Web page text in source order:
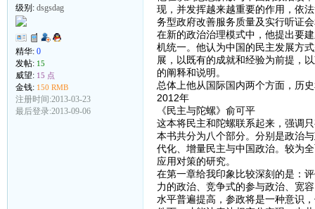
级别: dsgsdag
精华: 0
发帖: 15
威望: 15 点
金钱: 150 RMB
注册时间:2013-03-23
最后登录:2013-09-06
现，并发挥越来越重要的作用，依
务型政府改善服务质量及实行听证
在新的政治治理模式中，他提出要
机统一。他认为中国的民主发展方
展，以既有的成就和经验为前提，
的阐释和说明。
总体上他从国际国内两个方面，历
2012年
《民主与陀螺》俞可平
这本将民主和陀螺联系起来，强调
本书共分为八个部分。分别是政治
代化、增量民主与中国政治。较为
应用对策的研究。
在第一章给我印象比较深刻的是：
力的政治、竞争式的参与政治、宽
水平普遍提高，参政将是一种意识